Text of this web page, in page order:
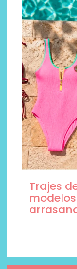
Trajes